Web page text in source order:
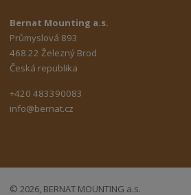
Bernat Mounting a.s.
Průmyslová 893
468 22 Železný Brod
Česká republika
+420 483390083
info@bernat.cz
© 2026, BERNAT MOUNTING a.s.